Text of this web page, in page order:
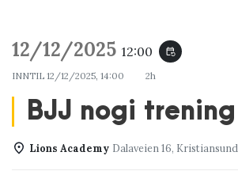
12/12/2025 12:00 event_repeat
INNTIL 12/12/2025, 14:00 2h
BJJ nogi trening
Lions Academy Dalaveien 16, Kristiansund